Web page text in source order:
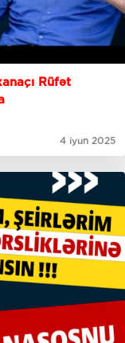
Rüfət
4 iyun 2025